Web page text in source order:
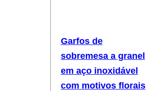
Garfos de
sobremesa a granel
em aço inoxidável
com motivos florais